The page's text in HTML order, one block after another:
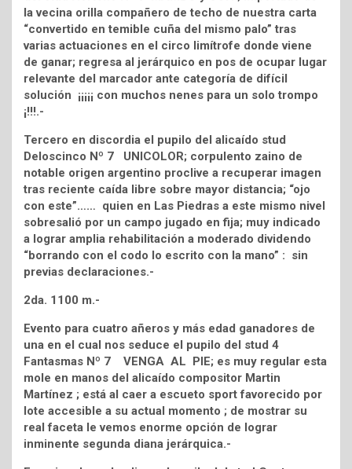
la vecina orilla compañero de techo de nuestra carta
“convertido en temible cuña del mismo palo” tras
varias actuaciones en el circo limítrofe donde viene
de ganar; regresa al jerárquico en pos de ocupar lugar
relevante del marcador ante categoría de difícil
solución ¡¡¡¡¡ con muchos nenes para un solo trompo
¡!!!.-
Tercero en discordia el pupilo del alicaído stud
Deloscinco Nº 7 UNICOLOR; corpulento zaino de
notable origen argentino proclive a recuperar imagen
tras reciente caída libre sobre mayor distancia; “ojo
con este”…… quien en Las Piedras a este mismo nivel
sobresalió por un campo jugado en fija; muy indicado
a lograr amplia rehabilitación a moderado dividendo
“borrando con el codo lo escrito con la mano” : sin
previas declaraciones.-
2da. 1100 m.-
Evento para cuatro añeros y más edad ganadores de
una en el cual nos seduce el pupilo del stud 4
Fantasmas Nº 7 VENGA AL PIE; es muy regular esta
mole en manos del alicaído compositor Martin
Martínez ; está al caer a escueto sport favorecido por
lote accesible a su actual momento ; de mostrar su
real faceta le vemos enorme opción de lograr
inminente segunda diana jerárquica.-